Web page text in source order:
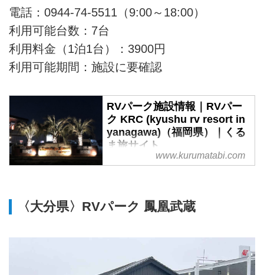
電話：0944-74-5511（9:00～18:00）
利用可能台数：7台
利用料金（1泊1台）：3900円
利用可能期間：施設に要確認
RVパーク施設情報｜RVパー
ク KRC (kyushu rv resort in
yanagawa)（福岡県）｜くる
ま旅サイト
日本RV協会とくるま旅クラブが
yanagawa)（福岡県）のご案内で
www.kurumatabi.com
〈大分県〉RVパーク 鳳凰武蔵